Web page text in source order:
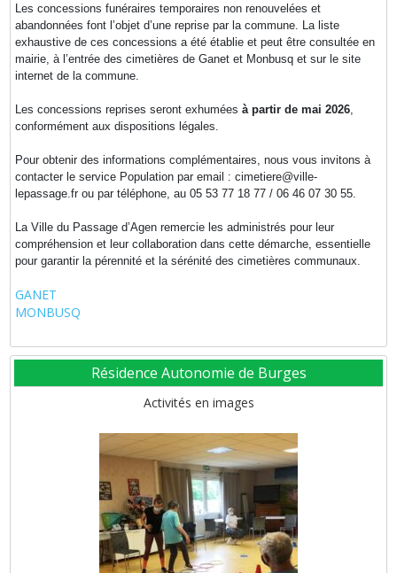
Les concessions funéraires temporaires non renouvelées et
abandonnées font l’objet d’une reprise par la commune. La liste
exhaustive de ces concessions a été établie et peut être consultée en
mairie, à l’entrée des cimetières de Ganet et Monbusq et sur le site
internet de la commune.
Les concessions reprises seront exhumées à partir de mai 2026
conformément aux dispositions légales.
Pour obtenir des informations complémentaires, nous vous invitons à
contacter le service Population par email : cimetiere@ville-
lepassage.fr ou par téléphone, au 05 53 77 18 77 / 06 46 07 30 55.
La Ville du Passage d’Agen remercie les administrés pour leur
compréhension et leur collaboration dans cette démarche, essentielle
pour garantir la pérennité et la sérénité des cimetières communaux.
GANET
MONBUSQ
Résidence Autonomie de Burges
Activités en images